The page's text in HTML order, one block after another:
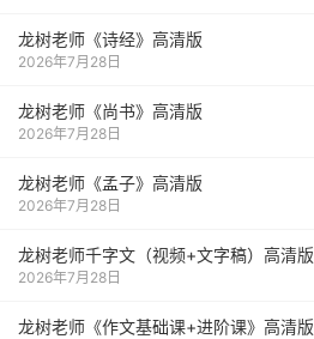
龙树老师《诗经》高清版
2026年7月28日
龙树老师《尚书》高清版
2026年7月28日
龙树老师《孟子》高清版
2026年7月28日
龙树老师千字文（视频+文字稿）高清版
2026年7月28日
龙树老师《作文基础课+进阶课》高清版